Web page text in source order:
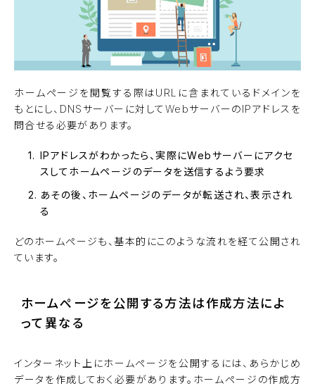
ホームページを閲覧する際はURLに含まれているドメインを
もとにし、DNSサーバーに対してWebサーバーのIPアドレスを
問合せる必要があります。
IPアドレスがわかったら、実際にWebサーバーにアクセ
スしてホームページのデータを送信するよう要求
あその後、ホームページのデータが転送され、表示され
る
どのホームページも、基本的にこのような流れを経て公開され
ています。
ホームページを公開する方法は作成方法によ
って異なる
インターネット上にホームページを公開するには、あらかじめ
データを作成しておく必要があります。ホームページの作成方